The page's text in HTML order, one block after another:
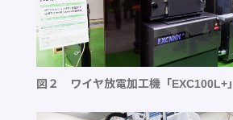
図２ ワイヤ放電加工機「EXC100L+」